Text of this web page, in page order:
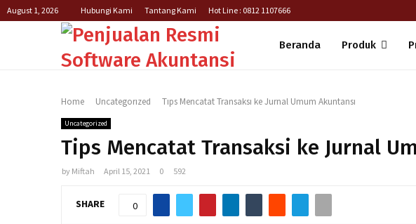
August 1, 2026 Hubungi Kami Tantang Kami Hot Line : 0812 1107666
Beranda Produk
Home Uncategorized Tips Mencatat Transaksi ke Jurnal Umum Akuntansi
Uncategorized
Tips Mencatat Transaksi ke Jurnal
by Miftah April 15, 2021 0 592
SHARE 0